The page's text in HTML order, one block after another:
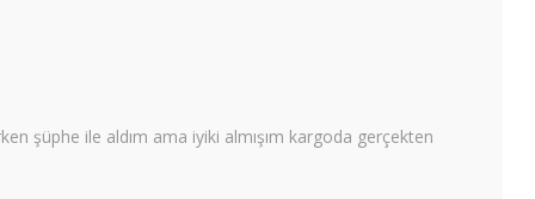
şüphe ile aldım ama iyiki almışım kargoda gerçekten